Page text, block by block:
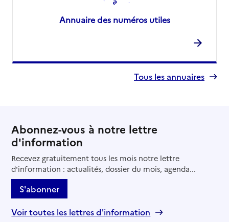
Annuaire des numéros utiles
Tous les annuaires
Abonnez-vous à notre lettre
d'information
Recevez gratuitement tous les mois notre lettre
d'information : actualités, dossier du mois, agenda...
S'abonner
Voir toutes les lettres d'information